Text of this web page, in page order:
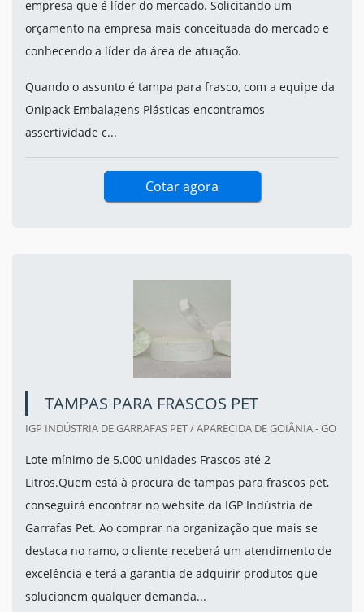
empresa que é líder do mercado. Solicitando um
orçamento na empresa mais conceituada do mercado e
conhecendo a líder da área de atuação.
Quando o assunto é tampa para frasco, com a equipe da
Onipack Embalagens Plásticas encontramos
assertividade c...
Cotar agora
TAMPAS PARA FRASCOS PET
IGP INDÚSTRIA DE GARRAFAS PET / APARECIDA DE GOIÂNIA - GO
Lote mínimo de 5.000 unidades Frascos até 2
Litros.Quem está à procura de tampas para frascos pet,
conseguirá encontrar no website da IGP Indústria de
Garrafas Pet. Ao comprar na organização que mais se
destaca no ramo, o cliente receberá um atendimento de
excelência e terá a garantia de adquirir produtos que
solucionem qualquer demanda...